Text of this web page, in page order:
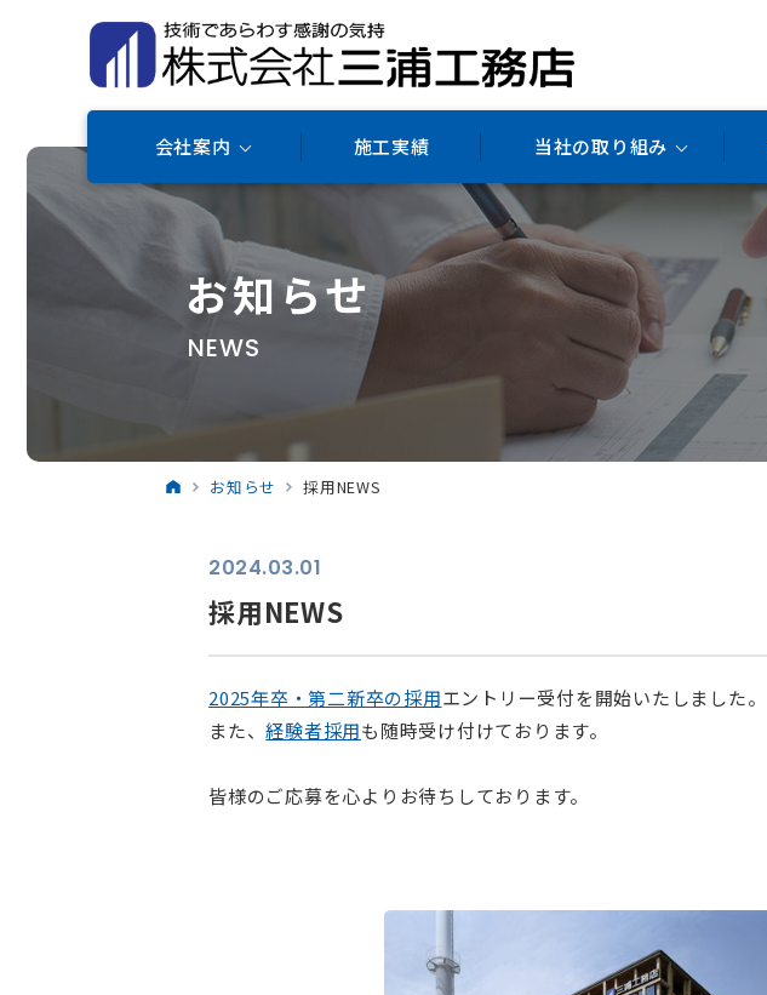
会社案内 施工実績 当社の取り組み
お知らせ
NEWS
お知らせ 採用NEWS
2024.03.01
採用NEWS
2025年卒・第二新卒の採用エントリー受付を開始いたしました。
また、経験者採用も随時受け付けております。
皆様のご応募を心よりお待ちしております。